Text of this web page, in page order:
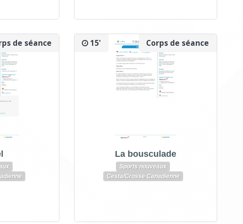
de séance Corps de séance
15'
La bousculade
Sports nouveaux
Cesta/Crosse Canadienne